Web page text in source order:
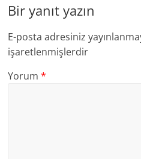
Bir yanıt yazın
E-posta adresiniz
işaretlenmişlerdir
Yorum*